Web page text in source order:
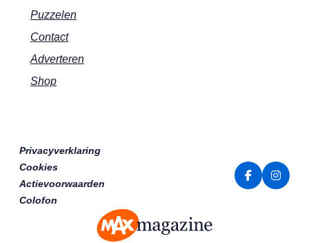
Puzzelen
Contact
Adverteren
Shop
Privacyverklaring
Cookies
Actievoorwaarden
Colofon